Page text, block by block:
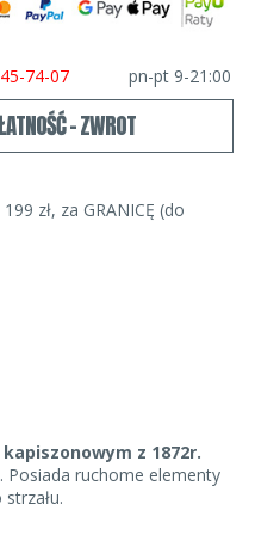
74-07 pn-pt 9-21:00
- ZWROT
zł, za GRANICĘ (do
z 1872r.
Posiada ruchome elementy